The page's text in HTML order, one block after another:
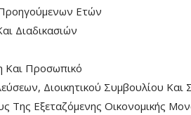
Ετών
Διαδικασιών
Και Προσωπικό
Διοικητικού Συμβουλίου Και
Της Εξεταζόμενης Οικονομικής